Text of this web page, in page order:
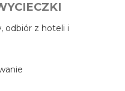
odbiór z hoteli i